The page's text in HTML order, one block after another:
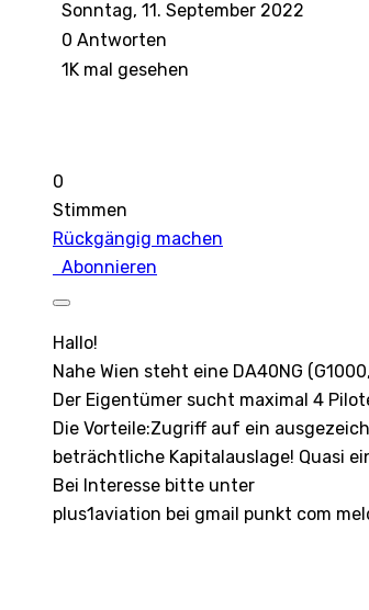
Sonntag, 11. September 2022
0 Antworten
1K mal gesehen
0
Stimmen
Rückgängig machen
Abonnieren
Hallo!
Nahe Wien steht eine DA40NG
Der Eigentümer sucht maximal 4
Die Vorteile:Zugriff auf ein
beträchtliche Kapitalauslage! Quasi
Bei Interesse bitte unter
plus1aviation bei gmail punkt com